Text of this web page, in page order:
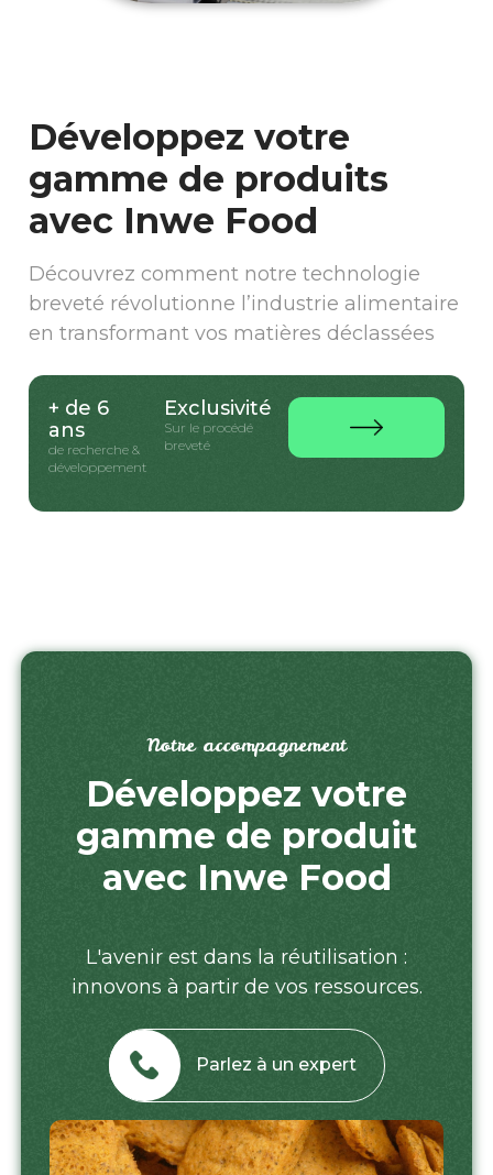
Développez votre
gamme de produits
avec Inwe Food
Découvrez comment notre technologie
breveté révolutionne l’industrie alimentaire
en transformant vos matières déclassées
+ de 6
ans
de recherche &
développement
Exclusivité
Sur le procédé
breveté
Notre accompagnement
Développez votre
gamme de produit
avec Inwe Food
L'avenir est dans la réutilisation :
innovons à partir de vos ressources.
Parlez à un expert